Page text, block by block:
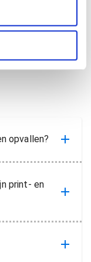
opvallen?
print- en